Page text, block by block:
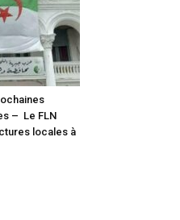
– Le FLN
locales à